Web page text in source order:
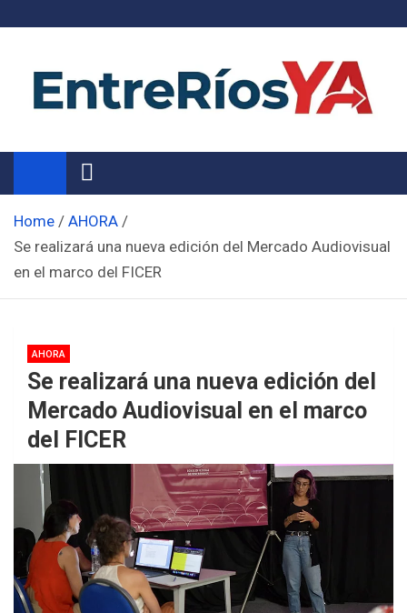
Noticias de Entre Ríos
Información de toda la provincia ahora
Home
AHORA
Se realizará una nueva edición del Mercado Audiovisual
en el marco del FICER
AHORA
Se realizará una nueva edición del
Mercado Audiovisual en el marco
del FICER